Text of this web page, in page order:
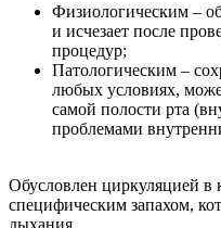
Физиологическим –
и исчезает после
процедур;
Патологическим –
любых условиях,
самой полости рта
проблемами
Обусловлен циркуляцией в
специфическим запахом,
дыхания.